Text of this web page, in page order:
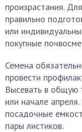
произрастания.
правильно
или
покупные
Семена
провести
Высевать в общую
или начале
посадочные
пары листиков.